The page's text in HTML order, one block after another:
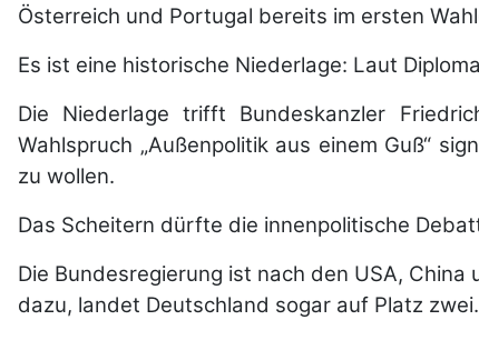
Österreich und Portugal bereits im ersten
Es ist eine historische Niederlage: Laut
Die Niederlage trifft Bundeskanzler
Wahlspruch „Außenpolitik aus einem Guß“
zu wollen.
Das Scheitern dürfte die innenpolitische
Die Bundesregierung ist nach den USA,
dazu, landet Deutschland sogar auf Platz